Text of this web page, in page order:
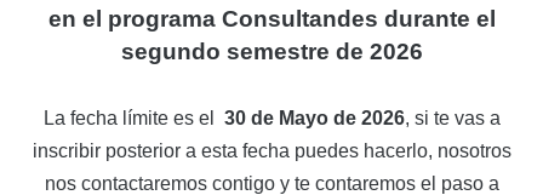
en el programa Consultandes durante el
segundo semestre de 2026
La fecha límite es el 30 de Mayo de 2026, si te vas a
inscribir posterior a esta fecha puedes hacerlo, nosotros
nos contactaremos contigo y te contaremos el paso a